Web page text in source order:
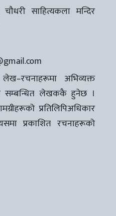
साहित्यकला मन्दिर
अभिव्यक्त
सम्बन्धित लेखककै हुनेछ ।
प्रतिलिपिअधिकार
प्रकाशित रचनाहरूको